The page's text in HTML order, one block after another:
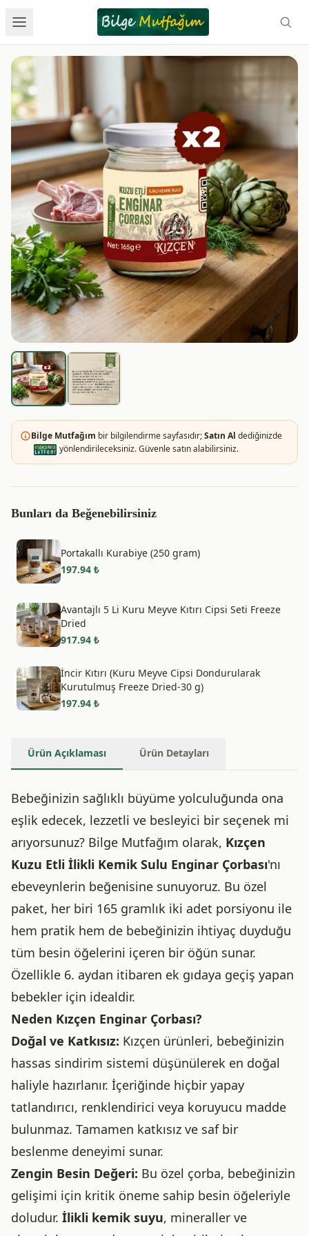
Bilge Mutfağım bir bilgilendirme sayfasıdır;Satın Al dediğinizde
yönlendirileceksiniz. Güvenle satın alabilirsiniz.
Bunları da Beğenebilirsiniz
Portakallı Kurabiye (250 gram)
197.94 ₺
Avantajlı 5 Li Kuru Meyve Kıtırı Cipsi Seti Freeze
Dried
917.94 ₺
İncir Kıtırı (Kuru Meyve Cipsi Dondurularak
Kurutulmuş Freeze Dried-30 g)
197.94 ₺
Ürün Açıklaması Ürün Detayları
Bebeğinizin sağlıklı büyüme yolculuğunda ona
eşlik edecek, lezzetli ve besleyici bir seçenek mi
arıyorsunuz? Bilge Mutfağım olarak, Kızçen
Kuzu Etli İlikli Kemik Sulu Enginar Çorbası'nı
ebeveynlerin beğenisine sunuyoruz. Bu özel
paket, her biri 165 gramlık iki adet porsiyonu ile
hem pratik hem de bebeğinizin ihtiyaç duyduğu
tüm besin öğelerini içeren bir öğün sunar.
Özellikle 6. aydan itibaren ek gıdaya geçiş yapan
bebekler için idealdir.
Neden Kızçen Enginar Çorbası?
Doğal ve Katkısız: Kızçen ürünleri, bebeğinizin
hassas sindirim sistemi düşünülerek en doğal
haliyle hazırlanır. İçeriğinde hiçbir yapay
tatlandırıcı, renklendirici veya koruyucu madde
bulunmaz. Tamamen katkısız ve saf bir
beslenme deneyimi sunar.
Zengin Besin Değeri: Bu özel çorba, bebeğinizin
gelişimi için kritik öneme sahip besin öğeleriyle
doludur. İlikli kemik suyu, mineraller ve